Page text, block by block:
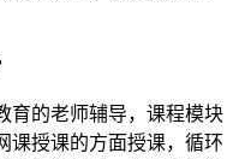
育的老师辅导，课程模块
课授课的方面授课，循环